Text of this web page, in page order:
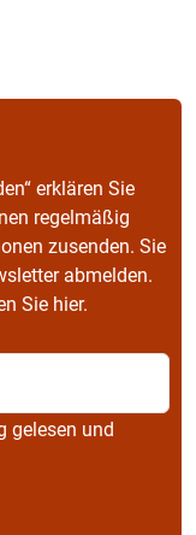
erklären Sie
regelmäßig
zusenden. Sie
abmelden.
Sie hier.
gelesen und